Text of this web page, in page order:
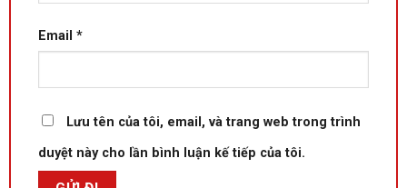
Email *
Lưu tên của tôi, email, và trang web trong trình
duyệt này cho lần bình luận kế tiếp của tôi.